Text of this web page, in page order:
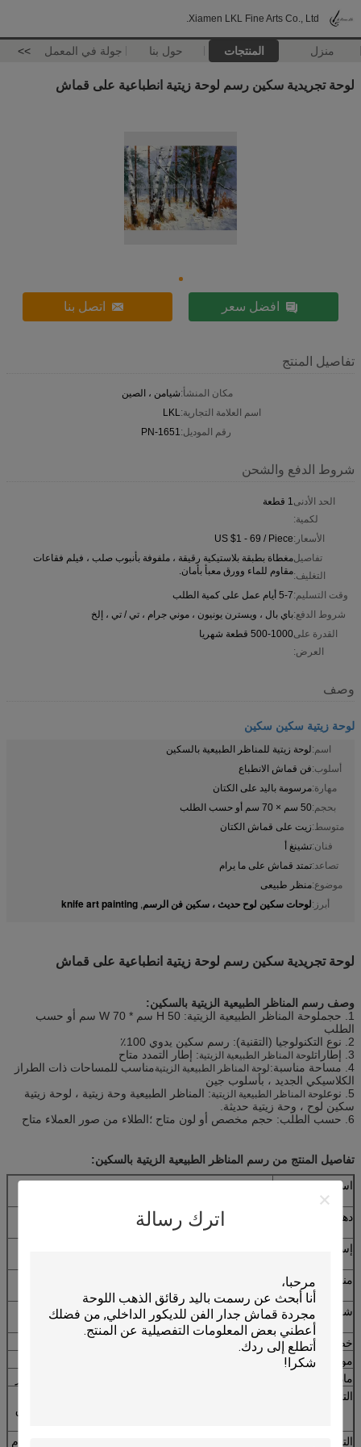
Xiamen LKL Fine Arts Co., Ltd.
منزل المنتجات حول بنا جولة في المعمل >>
اترك رسالة
لوحة تجريدية سكين رسم لوحة زيتية انطباعية على قماش
افضل سعر اتصل بنا
تفاصيل المنتج
مكان المنشأ:شيامن ، الصين
اسم العلامة التجارية:LKL
رقم الموديل:PN-1651
شروط الدفع والشحن
الحد الأدنى
لكمية:
1 قطعة
الأسعار:US $1 - 69 / Piece
تفاصيل
التغليف:
مغطاة بطبقة بلاستيكية رقيقة ، ملفوفة بأنبوب صلب ، فيلم فقاعات
مقاوم للماء وورق معبأ بأمان.
وقت التسليم:5-7 أيام عمل على كمية الطلب
شروط الدفع:باي بال ، ويسترن يونيون ، موني جرام ، تي / تي ، إلخ
القدرة على
العرض:
500-1000 قطعة شهريا
وصف
لوحة زيتية سكين سكين
اسم:لوحة زيتية للمناظر الطبيعية بالسكين
أسلوب:فن قماش الانطباع
مهارة:مرسومة باليد على الكتان
بحجم:50 سم × 70 سم أو حسب الطلب
متوسط:زيت على قماش الكتان
فنان:تشينغ أ
تصاعد:تمتد قماش على ما يرام
موضوع:منظر طبيعى
أبرز:لوحات سكين لوح حديث ، سكين فن الرسم,
knife art painting
لوحة تجريدية سكين رسم لوحة زيتية انطباعية على قماش
وصف رسم المناظر الطبيعية الزيتية بالسكين:
1. حجم
لوحة المناظر الطبيعية الزيتية
: H 50 سم * W 70 سم أو حسب
الطلب
2. نوع التكنولوجيا (التقنية): رسم سكين يدوي 100٪
3. إطارات
لوحة المناظر الطبيعية الزيتية: إطار التمدد متاح
4. مساحة مناسبة:
لوحة المناظر الطبيعية الزيتيةمناسب للمساحات ذات الطراز
الكلاسيكي الجديد ، بأسلوب جين
5. نوع
لوحة المناظر الطبيعية الزيتية: المناظر الطبيعية وحة زيتية ، لوحة زيتية
سكين لوح ، وحة زيتية حديثة.
6. حسب الطلب: حجم مخصص أو لون متاح ؛الطلاء من صور العملاء متاح
تفاصيل المنتج من رسم المناظر الطبيعية الزيتية بالسكين:
اسم المنتج
دهان
تشينغ أ ، هذا الفنان جيد في المناظر الطبيعية والزهور
بسكين لوح الألوان
إستعمال
مناسب
اللوحات ، جاهز للتعليق.
شرط الشحن
Express للقماش فقط والطلب الصغير ، النقل البحري
للوحات الممدودة أو المؤطرة بكميات كبيرة
خصم
سعر الجملة الموفر للطلب فوق 10 قطعة
موعد التسليم
مادة
التعبئة 1
بأنبوب بلاستيكي صلب ، فيلم فقاعات مقاوم للماء وورق
التعبئة 2
اللوحة مع شريط نقالة / إطار زخرفة ، فيلم فقاعة مقاوم